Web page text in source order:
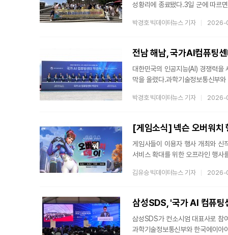
성황리에 종료됐다.3일 군에 따르
나누어 각각 6박 7일간 홍콩, 마카
지역 학생들이 국제적 감각을 갖춘
박경호 빅데이터뉴스 기자 2026-
전남 해남, 국가AI컴퓨팅
대한민국의 인공지능(AI) 경쟁력
막을 올렸다.과학기술정보통신부
일환으로, 민관 합작 법인(코아크)
예정이다. 특히 2027년부터 삼성
대응하기로 했다
박경호 빅데이터뉴스 기자 2026-
[게임소식] 넥슨 오버워치
게임사들이 이용자 행사 개최와 신
서비스 확대를 위한 오프라인 행사
엔터테인먼트의 ‘오버워치’ 이용
세션을 비롯해 크리에이터 스페셜
김유승 빅데이터뉴스 기자 2026-
삼성SDS, '국가 AI 컴퓨
삼성SDS가 컨소시엄 대표사로 참
과학기술정보통신부와 한국에이